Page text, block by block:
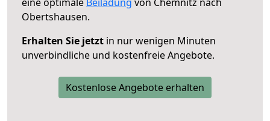
Obertshausen.
Erhalten Sie jetzt in nur wenigen Minuten
unverbindliche und kostenfreie Angebote.
Kostenlose Angebote erhalten